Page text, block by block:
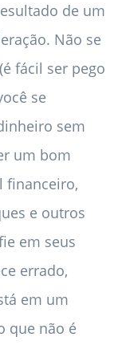
de um
Não se
fácil ser pego
se
sem
um bom
financeiro,
e outros
em seus
errado,
em um
que não é